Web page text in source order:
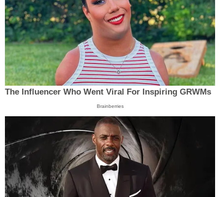
The Influencer Who Went Viral For Inspiring GRWMs
Brainberries